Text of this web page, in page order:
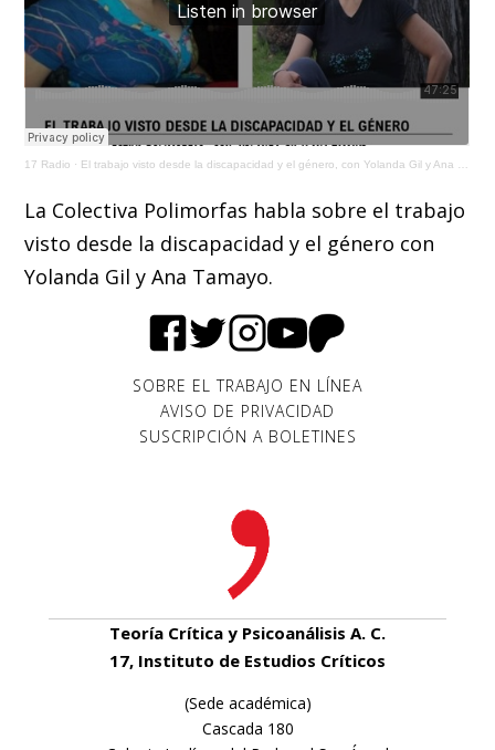
17 Radio · El trabajo visto desde la discapacidad y el género, con Yolanda Gil y Ana Tamayo / 29 Junio 2022
La Colectiva Polimorfas habla sobre el trabajo
visto desde la discapacidad y el género con
Yolanda Gil y Ana Tamayo.
SOBRE EL TRABAJO EN LÍNEA
AVISO DE PRIVACIDAD
SUSCRIPCIÓN A BOLETINES
Teoría Crítica y Psicoanálisis A. C.
17, Instituto de Estudios Críticos
(Sede académica)
Cascada 180